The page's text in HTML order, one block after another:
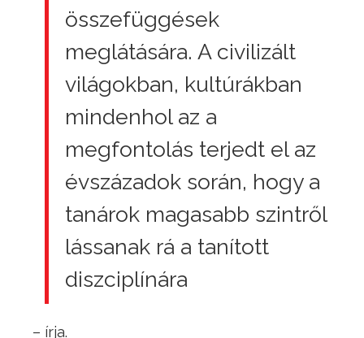
összefüggések
meglátására. A civilizált
világokban, kultúrákban
mindenhol az a
megfontolás terjedt el az
évszázadok során, hogy a
tanárok magasabb szintről
lássanak rá a tanított
diszciplínára
– írja.